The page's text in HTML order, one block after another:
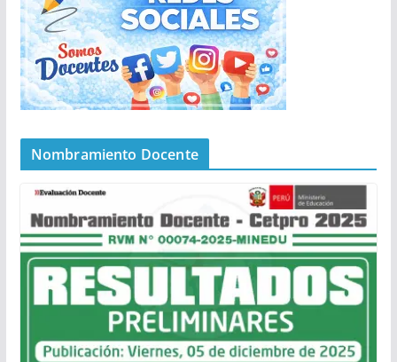
Nombramiento Docente